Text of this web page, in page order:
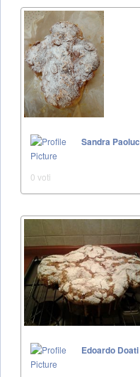
Sandra
0 voti
Edoardo Doati